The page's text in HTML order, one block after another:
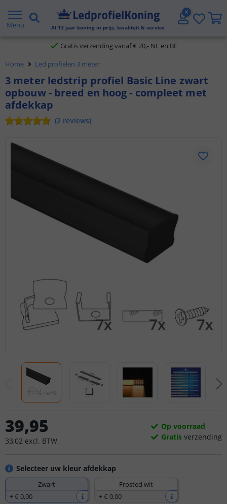
Menu Al 13 jaar koning in prijs, kwaliteit & service
5 jaar garantie
Gratis verzending vanaf € 20,- NL en BE
Klantbeoordeling 9.1
Voor 23:45 uur besteld, morgen in huis
Home Led profielen 3 meter
3 meter ledstrip profiel Basic Line zwart
opbouw - breed en hoog - compleet met
afdekkap
(2 reviews)
Selecteer uw kleur afdekkap
Zwart
+€ 0,00
Frosted wit
+€ 0,00
39,95
33,02 excl. BTW
Op voorraad
Gratis verzending